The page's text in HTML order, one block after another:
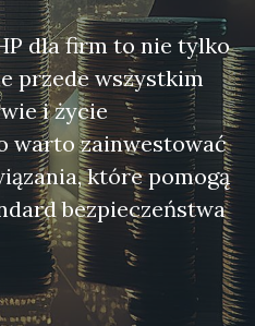
dla firm to nie tylko
przede wszystkim
i życie
warto zainwestować
które pomogą
bezpieczeństwa